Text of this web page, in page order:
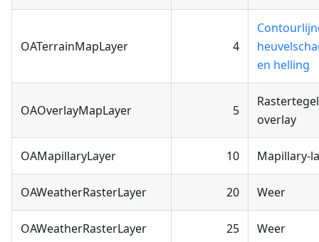
OATerrainMapLayer 4
en helling
OAOverlayMapLayer 5
overlay
OAMapillaryLayer 10 Mapillary-
OAWeatherRasterLayer 20 Weer
OAWeatherRasterLayer 25 Weer